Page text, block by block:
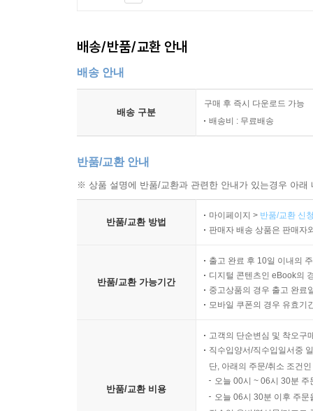
배송/반품/교환 안내
배송 안내
배송 구분
구매 후 즉시 다운로드 가능
배송비 : 무료배송
반품/교환 안내
※ 상품 설명에 반품/교환과 관련한 안내가 있는경우 아
반품/교환 방법
마이페이지 > 반품/교환 신
판매자 배송 상품은 판매자
반품/교환 가능기간
출고 완료 후 10일 이내의
디지털 콘텐츠인 eBook의
중고상품의 경우 출고 완료
모바일 쿠폰의 경우 유효기
반품/교환 비용
고객의 단순변심 및 착오구
직수입양서/직수입일서중
단, 아래의 주문/취소 조건
오늘 00시 ~ 06시 30분
오늘 06시 30분 이후 주